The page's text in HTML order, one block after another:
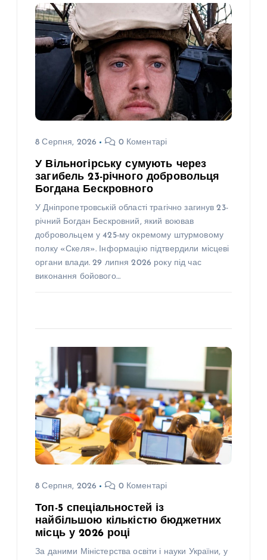
8 Серпня, 2026 0 Коментарі
У Вільногірську сумують через
загибель 23-річного добровольця
Богдана Бескровного
У Дніпропетровській області трагічно загинув 23-
річний Богдан Бескровний, який воював
добровольцем у 425-му окремому штурмовому
полку «Скеля». Інформацію підтвердили місцеві
органи влади. 29 липня 2026 року під час
виконання бойового…
8 Серпня, 2026 0 Коментарі
Топ-5 спеціальностей із
найбільшою кількістю бюджетних
місць у 2026 році
За даними Міністерства освіти і науки України, у